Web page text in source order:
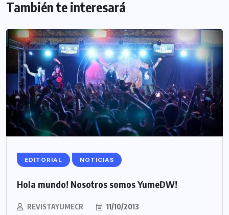
También te interesará
EDITORIAL NOTICIAS
Hola mundo! Nosotros somos YumeDW!
REVISTAYUMECR 11/10/2013